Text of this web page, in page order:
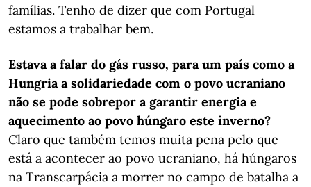
famílias. Tenho de dizer que com Portugal
estamos a trabalhar bem.
Estava a falar do gás russo, para um país como a
Hungria a solidariedade com o povo ucraniano
não se pode sobrepor a garantir energia e
aquecimento ao povo húngaro este inverno?
Claro que também temos muita pena pelo que
está a acontecer ao povo ucraniano, há húngaros
na Transcarpácia a morrer no campo de batalha a